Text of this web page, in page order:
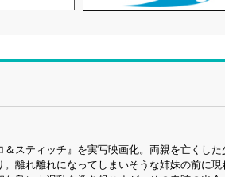
＆スティッチ』を実写映画化。両親を亡くし
。離れ離れになってしまいそうな姉妹の前に